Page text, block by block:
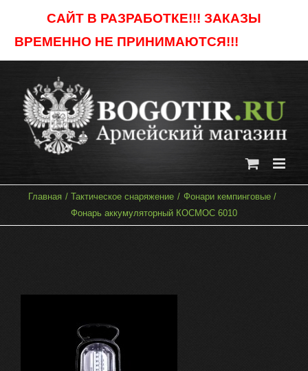
САЙТ В РАЗРАБОТКЕ!!! ЗАКАЗЫ
ВРЕМЕННО НЕ ПРИНИМАЮТСЯ!!!
content
Главная Тактическое снаряжение
Фонари кемпинговые
Фонарь аккумуляторный КОСМОС 6010